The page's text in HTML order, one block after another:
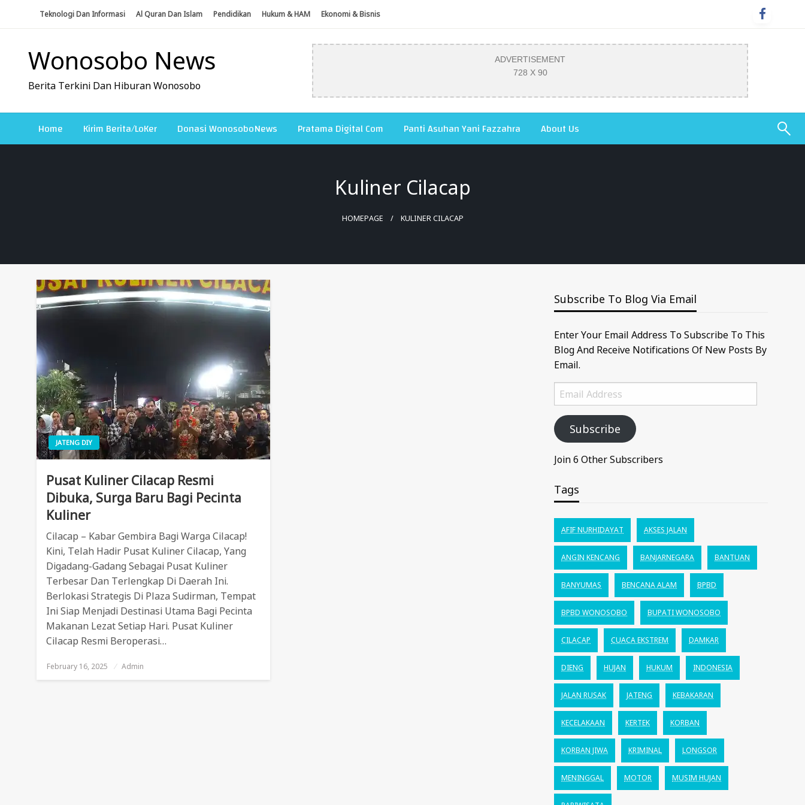
Teknologi Dan Informasi Al Quran Dan Islam Pendidikan Hukum & HAM Ekonomi & Bisnis
Wonosobo News
Berita Terkini Dan Hiburan Wonosobo
ADVERTISEMENT
728 X 90
Home Kirim Berita/LoKer Donasi WonosoboNews Pratama Digital Com Panti Asuhan Yani Fazzahra About Us
Kuliner Cilacap
HOMEPAGE KULINER CILACAP
JATENG DIY
Pusat Kuliner Cilacap Resmi
Dibuka, Surga Baru Bagi Pecinta
Kuliner
Cilacap – Kabar Gembira Bagi Warga Cilacap!
Kini, Telah Hadir Pusat Kuliner Cilacap, Yang
Digadang-Gadang Sebagai Pusat Kuliner
Terbesar Dan Terlengkap Di Daerah Ini.
Berlokasi Strategis Di Plaza Sudirman, Tempat
Ini Siap Menjadi Destinasi Utama Bagi Pecinta
Makanan Lezat Setiap Hari. Pusat Kuliner
Cilacap Resmi Beroperasi…
Posted
February 16, 2025 Admin
Subscribe To Blog Via Email
Enter Your Email Address To Subscribe To This
Blog And Receive Notifications Of New Posts By
Email.
Email
Address
Subscribe
Join 6 Other Subscribers
Tags
AFIF NURHIDAYAT AKSES JALAN
ANGIN KENCANG BANJARNEGARA BANTUAN
BANYUMAS BENCANA ALAM BPBD
BPBD WONOSOBO BUPATI WONOSOBO
CILACAP CUACA EKSTREM DAMKAR
DIENG HUJAN HUKUM INDONESIA
JALAN RUSAK JATENG KEBAKARAN
KECELAKAAN KERTEK KORBAN
KORBAN JIWA KRIMINAL LONGSOR
MENINGGAL MOTOR MUSIM HUJAN